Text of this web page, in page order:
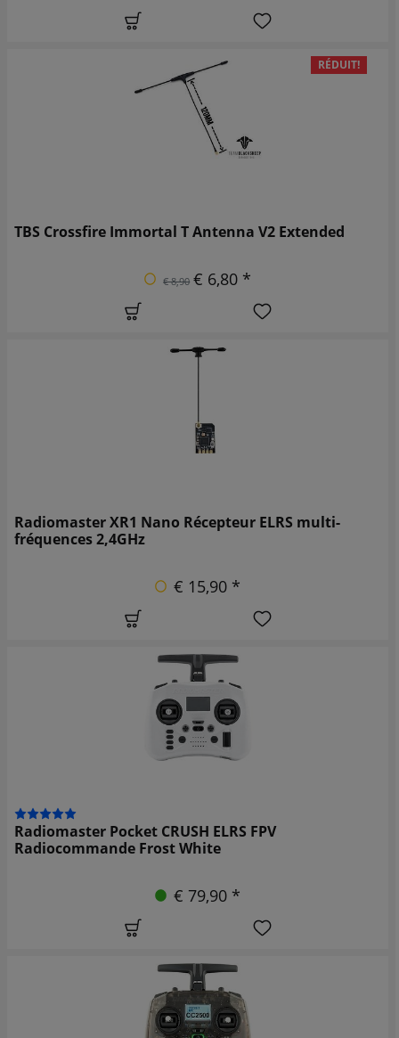
RÉDUIT!
TBS Crossfire Immortal T Antenna V2 Extended
€ 8,90 € 6,80 *
Radiomaster XR1 Nano Récepteur ELRS multi-
fréquences 2,4GHz
€ 15,90 *
Radiomaster Pocket CRUSH ELRS FPV
Radiocommande Frost White
€ 79,90 *